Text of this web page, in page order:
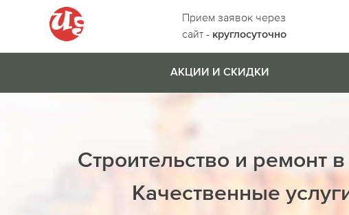
Прием заявок через
сайт - круглосуточно
АКЦИИ И СКИДКИ
Строительство и ремонт
Качественные